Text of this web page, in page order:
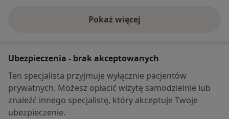
Pokaż więcej
o adresie
Ubezpieczenia - brak akceptowanych
Ten specjalista przyjmuje wyłącznie pacjentów
prywatnych. Możesz opłacić wizytę samodzielnie lub
znaleźć innego specjalistę, który akceptuje Twoje
ubezpieczenie.